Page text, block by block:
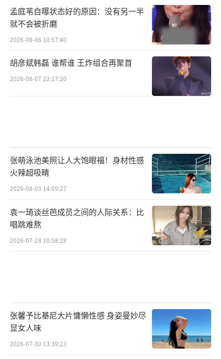
话剧创新展现大戏看北京精彩
首届“大戏看北京”展演季以“大戏看北
京”和“来北京看大戏”为内涵，向北京观众
及来自不同省市的观众发出邀请。《正红旗
下》原著作者老舍正是北京人，续写并改编
《正红旗下》的剧作家李龙云在北京出生长
京元素的《正红旗下》打造出新的面貌，使之
登上舞台。来北京看北京话剧，想必是为热爱
北京的观众沉浸式了解北京打开一扇窗。
孟庭苇自曝状态好的原因：没有另一半
就不会被折磨
2026-08-06 10:57:40
胡彦斌韩磊 谁帮谁 王炸组合再聚首
2026-08-07 22:17:20
张萌泳池美照让人大饱眼福！身材性感
火辣超吸睛
2026-08-03 14:09:27
袁一琦谈丝芭成员之间的人际关系：比
唱跳难熬
2026-07-28 10:58:28
张馨予比基尼大片慵懒性感 身姿曼妙尽
显女人味
2026-07-30 13:39:23